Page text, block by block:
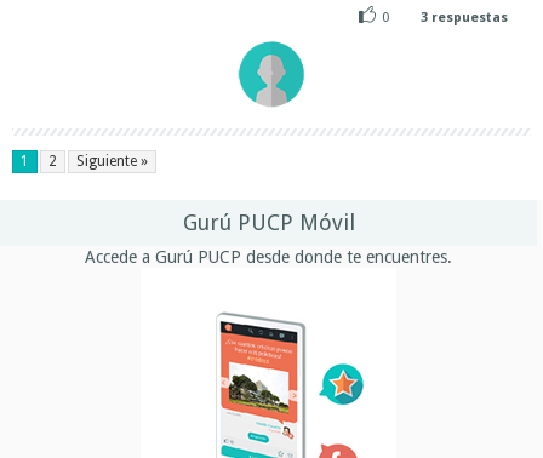
0
3 respuestas
1 2 Siguiente »
Gurú PUCP Móvil
Accede a Gurú PUCP desde donde te encuentres.